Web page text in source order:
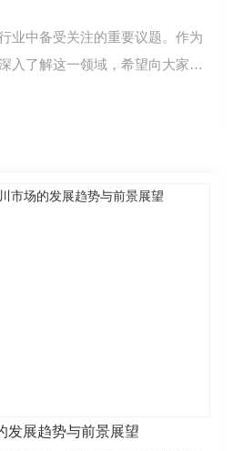
业中备受关注的重要议题。作为
入了解这一领域，希望向大家分
发展趋势与前景展望